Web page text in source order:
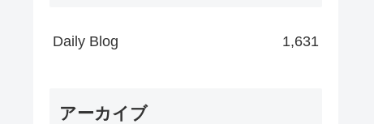
Daily Blog 1,631
アーカイブ